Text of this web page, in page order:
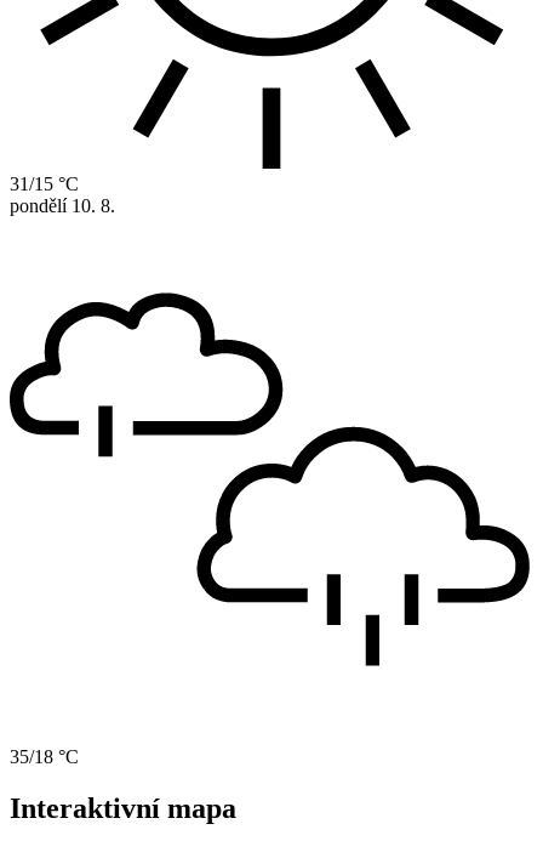
31/15 °C
pondělí 10. 8.
35/18 °C
Interaktivní mapa